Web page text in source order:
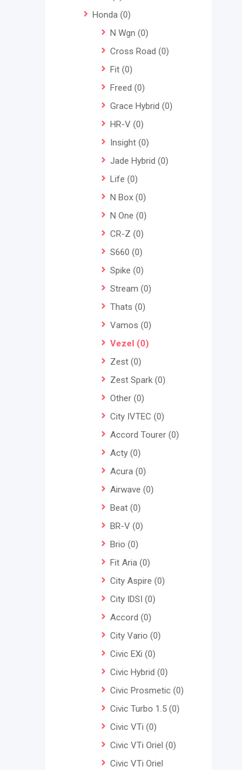
Honda (0)
N Wgn (0)
Cross Road (0)
Fit (0)
Freed (0)
Grace Hybrid (0)
HR-V (0)
Insight (0)
Jade Hybrid (0)
Life (0)
N Box (0)
N One (0)
CR-Z (0)
S660 (0)
Spike (0)
Stream (0)
Thats (0)
Vamos (0)
Vezel (0)
Zest (0)
Zest Spark (0)
Other (0)
City IVTEC (0)
Accord Tourer (0)
Acty (0)
Acura (0)
Airwave (0)
Beat (0)
BR-V (0)
Brio (0)
Fit Aria (0)
City Aspire (0)
City IDSI (0)
Accord (0)
City Vario (0)
Civic EXi (0)
Civic Hybrid (0)
Civic Prosmetic (0)
Civic Turbo 1.5 (0)
Civic VTi (0)
Civic VTi Oriel (0)
Civic VTi Oriel